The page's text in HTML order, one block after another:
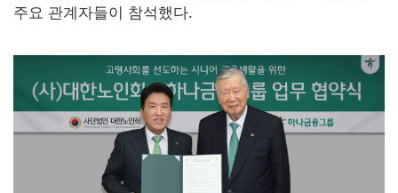
주요 관계자들이 참석했다.